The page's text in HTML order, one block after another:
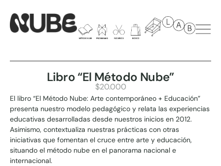
Libro “El Método Nube”
$20.000
El libro “El Método Nube: Arte contemporáneo + Educación”
presenta nuestro modelo pedagógico y relata las experiencias
educativas desarrolladas desde nuestros inicios en 2012.
Asimismo, contextualiza nuestras prácticas con otras
iniciativas que fomentan el cruce entre arte y educación,
situando el método nube en el panorama nacional e
internacional.